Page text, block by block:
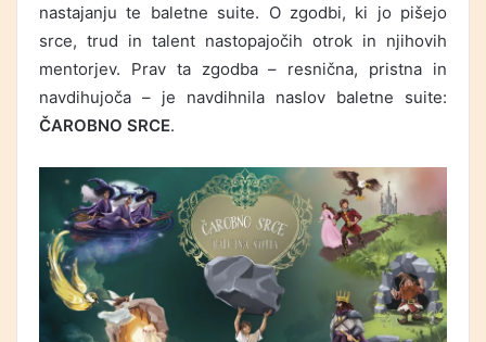
nastajanju te baletne suite. O zgodbi, ki jo pišejo
srce, trud in talent nastopajočih otrok in njihovih
mentorjev. Prav ta zgodba – resnična, pristna in
navdihujoča – je navdihnila naslov baletne suite:
ČAROBNO SRCE.